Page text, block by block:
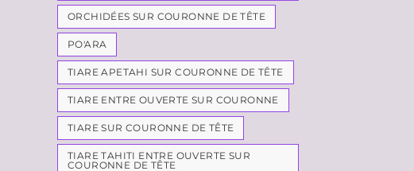
ORCHIDÉES SUR COURONNE DE TÊTE
PO'ARA
TIARE APETAHI SUR COURONNE DE TÊTE
TIARE ENTRE OUVERTE SUR COURONNE
TIARE SUR COURONNE DE TÊTE
TIARE TAHITI ENTRE OUVERTE SUR
COURONNE DE TÊTE